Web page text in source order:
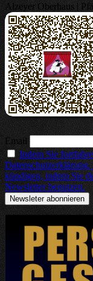
Alzeyer Oberhaus |
Email
Indem Sie
kündigen, indem Sie
Newsletter benutzen.